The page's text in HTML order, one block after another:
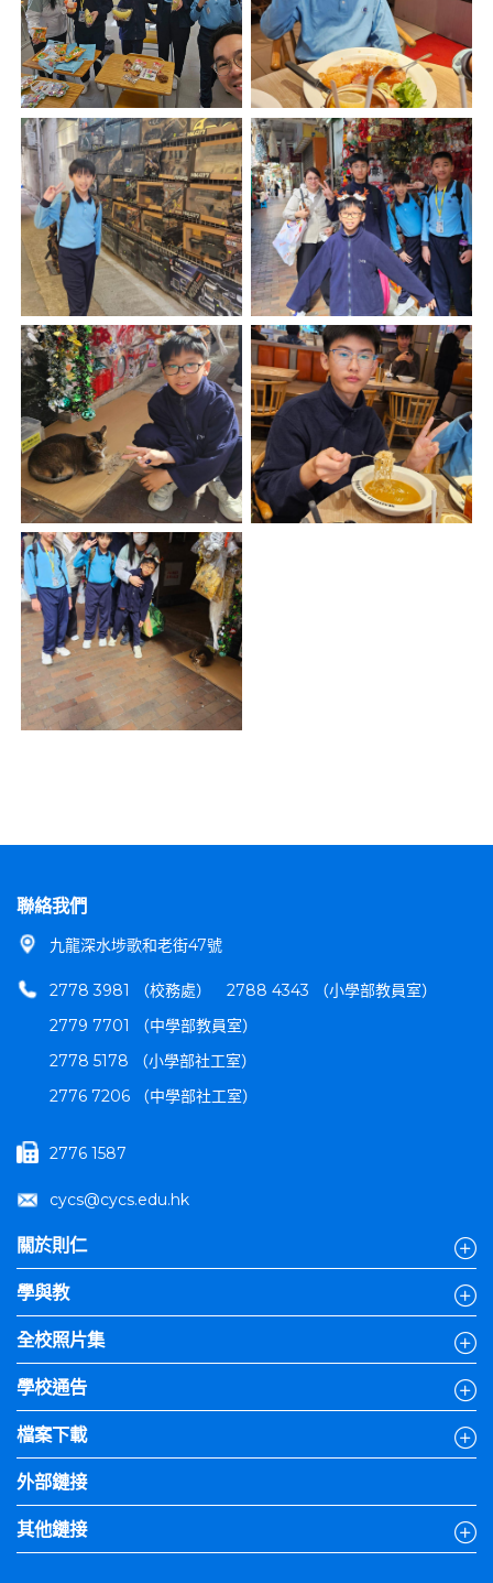
聯絡我們
九龍深水埗歌和老街47號
2778 3981 （校務處）
2788 4343 （小學部教員室）
2779 7701 （中學部教員室）
2778 5178 （小學部社工室）
2776 7206 （中學部社工室）
2776 1587
cycs@cycs.edu.hk
關於則仁
學與教
全校照片集
學校通告
檔案下載
外部鏈接
其他鏈接